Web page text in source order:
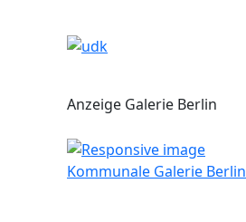
Anzeige Galerie Berlin
Kommunale Galerie Berlin